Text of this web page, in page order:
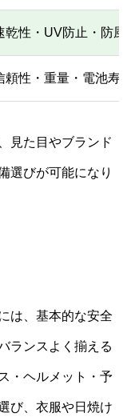
乾性・UV防止・防風
頼性・重量・電池寿命
見た目やブランド
選びが可能になり
は、基本的な安全
ランスよく揃える
・ヘルメット・予
び、衣服や日焼け